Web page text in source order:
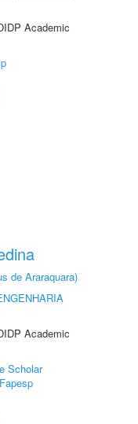
Academic
de Araraquara)
Academic
Scholar
Fapesp